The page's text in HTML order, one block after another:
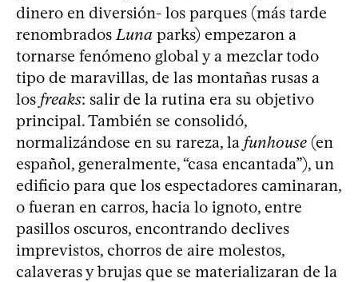
dinero en diversión- los parques (más tarde
renombrados Luna parks) empezaron a
tornarse fenómeno global y a mezclar todo
tipo de maravillas, de las montañas rusas a
los freaks: salir de la rutina era su objetivo
principal. También se consolidó,
normalizándose en su rareza, la funhouse (en
español, generalmente, “casa encantada”), un
edificio para que los espectadores caminaran,
o fueran en carros, hacia lo ignoto, entre
pasillos oscuros, encontrando declives
imprevistos, chorros de aire molestos,
calaveras y brujas que se materializaran de la